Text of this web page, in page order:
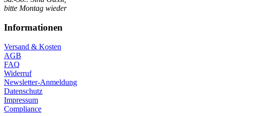
bitte Montag wieder
Informationen
Versand & Kosten
AGB
FAQ
Widerruf
Newsletter-Anmeldung
Datenschutz
Impressum
Compliance